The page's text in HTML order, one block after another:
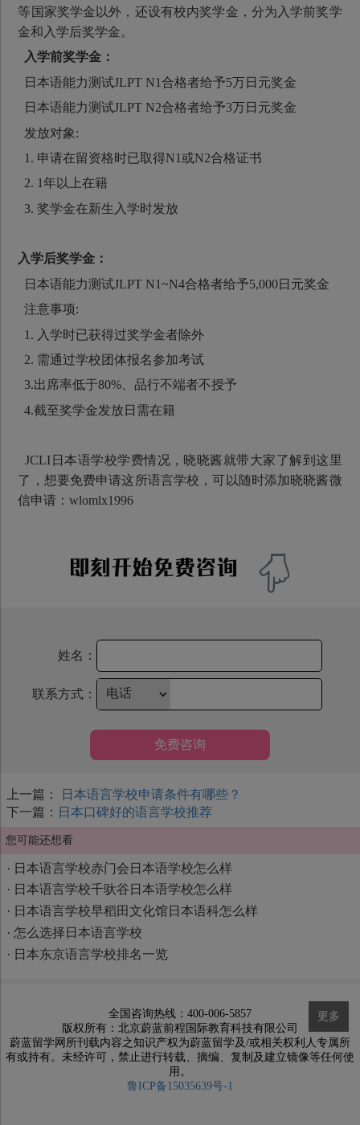
等国家奖学金以外，还设有校内奖学金，分为入学前奖学
金和入学后奖学金。
入学前奖学金：
日本语能力测试JLPT N1合格者给予5万日元奖金
日本语能力测试JLPT N2合格者给予3万日元奖金
发放对象:
1. 申请在留资格时已取得N1或N2合格证书
2. 1年以上在籍
3. 奖学金在新生入学时发放
入学后奖学金：
日本语能力测试JLPT N1~N4合格者给予5,000日元奖金
注意事项:
1. 入学时已获得过奖学金者除外
2. 需通过学校团体报名参加考试
3.出席率低于80%、品行不端者不授予
4.截至奖学金发放日需在籍
JCLI日本语学校学费情况，晓晓酱就带大家了解到这里
了，想要免费申请这所语言学校，可以随时添加晓晓酱微
信申请：wlomlx1996
姓名：
联系方式：
免费咨询
上一篇：
日本语言学校申请条件有哪些？
下一篇： 日本口碑好的语言学校推荐
您可能还想看
· 日本语言学校赤门会日本语学校怎么样
· 日本语言学校千驮谷日本语学校怎么样
· 日本语言学校早稻田文化馆日本语科怎么样
· 怎么选择日本语言学校
· 日本东京语言学校排名一览
更多
全国咨询热线：400-006-5857
版权所有：北京蔚蓝前程国际教育科技有限公司
蔚蓝留学网所刊载内容之知识产权为蔚蓝留学及/或相关权利人专属所
有或持有。未经许可，禁止进行转载、摘编、复制及建立镜像等任何使
用。
鲁ICP备15035639号-1